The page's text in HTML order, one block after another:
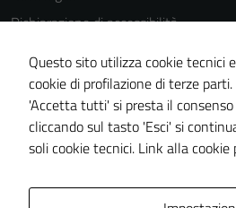
Dichiarazione di accessibilità
Dichiarazione di accessibilità Servizi
Whistleblowing
Piano di miglioramento del sito
Area riservata
Questo sito utilizza cookie tecnici
cookie di profilazione di terze
'Accetta tutti' si presta il
cliccando sul tasto 'Esci' si
soli cookie tecnici. Link alla cookie